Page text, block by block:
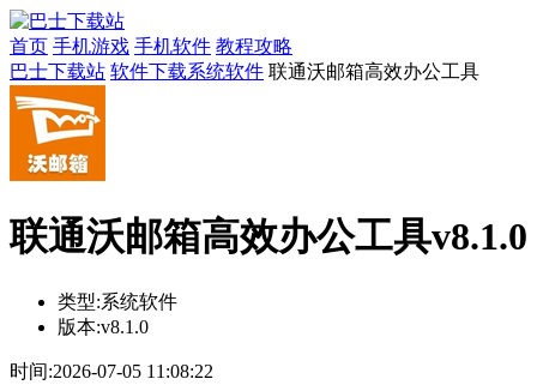
首页 手机游戏 手机软件 教程攻略
巴士下载站 软件下载系统软件 联通沃邮箱高效办公工具
联通沃邮箱高效办公工具v8.1.0
类型:系统软件
版本:v8.1.0
时间:2026-07-05 11:08:22